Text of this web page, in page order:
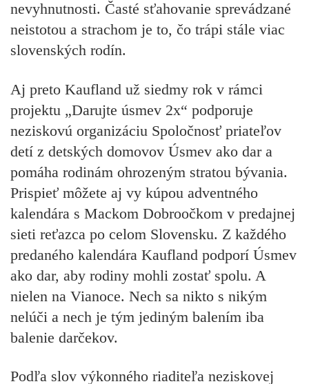
nevyhnutnosti. Časté sťahovanie sprevádzané
neistotou a strachom je to, čo trápi stále viac
slovenských rodín.
Aj preto Kaufland už siedmy rok v rámci
projektu „Darujte úsmev 2x“ podporuje
neziskovú organizáciu Spoločnosť priateľov
detí z detských domovov Úsmev ako dar a
pomáha rodinám ohrozeným stratou bývania.
Prispieť môžete aj vy kúpou adventného
kalendára s Mackom Dobroočkom v predajnej
sieti reťazca po celom Slovensku. Z každého
predaného kalendára Kaufland podporí Úsmev
ako dar, aby rodiny mohli zostať spolu. A
nielen na Vianoce. Nech sa nikto s nikým
nelúči a nech je tým jediným balením iba
balenie darčekov.
Podľa slov výkonného riaditeľa neziskovej